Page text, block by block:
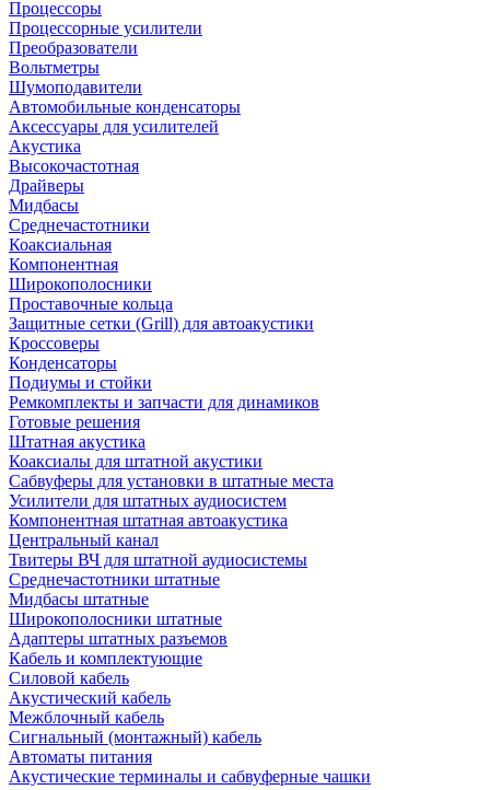
Процессоры
Процессорные усилители
Преобразователи
Вольтметры
Шумоподавители
Автомобильные конденсаторы
Аксессуары для усилителей
Акустика
Высокочастотная
Драйверы
Мидбасы
Среднечастотники
Коаксиальная
Компонентная
Широкополосники
Проставочные кольца
Защитные сетки (Grill) для автоакустики
Кроссоверы
Конденсаторы
Подиумы и стойки
Ремкомплекты и запчасти для динамиков
Готовые решения
Штатная акустика
Коаксиалы для штатной акустики
Сабвуферы для установки в штатные места
Усилители для штатных аудиосистем
Компонентная штатная автоакустика
Центральный канал
Твитеры ВЧ для штатной аудиосистемы
Среднечастотники штатные
Мидбасы штатные
Широкополосники штатные
Адаптеры штатных разъемов
Кабель и комплектующие
Силовой кабель
Акустический кабель
Межблочный кабель
Сигнальный (монтажный) кабель
Автоматы питания
Акустические терминалы и сабвуферные чашки